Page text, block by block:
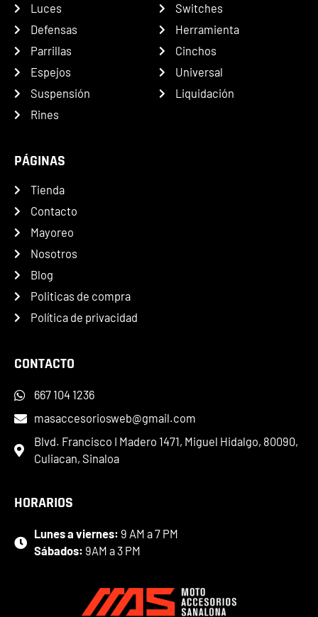
Luces
Defensas
Parrillas
Espejos
Suspensión
Rines
Switches
Herramienta
Cinchos
Universal
Liquidación
PÁGINAS
Tienda
Contacto
Mayoreo
Nosotros
Blog
Politicas de compra
Política de privacidad
CONTACTO
667 104 1236
masaccesoriosweb@gmail.com
Blvd. Francisco I Madero 1471, Miguel Hidalgo, 80090,
Culiacan, Sinaloa
HORARIOS
Lunes a viernes: 9 AM a 7 PM
Sábados: 9AM a 3 PM